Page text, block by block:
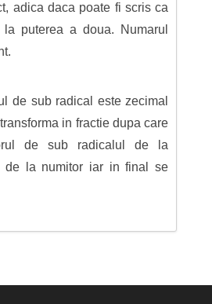
adica daca poate fi scris ca
puterea a doua. Numarul
de sub radical este zecimal
in fractie dupa care
de sub radicalul de la
de la numitor iar in final se